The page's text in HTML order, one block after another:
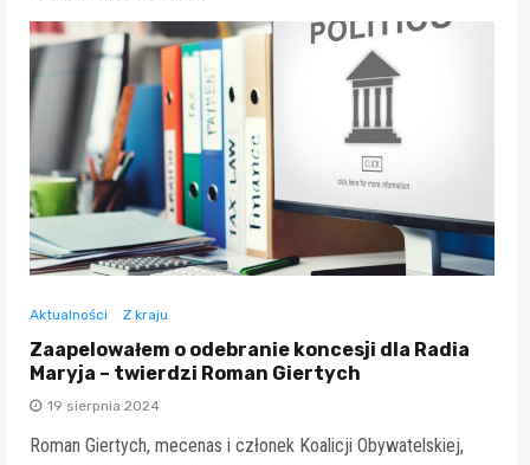
Aktualności Z kraju
Zaapelowałem o odebranie koncesji dla Radia
Maryja – twierdzi Roman Giertych
19 sierpnia 2024
Roman Giertych, mecenas i członek Koalicji Obywatelskiej,